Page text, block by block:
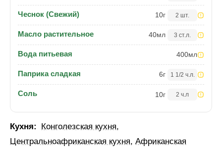
Чеснок (Свежий) 10г 2 шт.
Масло растительное 40мл 3 ст.л.
Вода питьевая 400мл
Паприка сладкая 6г 1 1/2 ч.л.
Соль 10г 2 ч.л
Кухня: Конголезская кухня,
Центральноафриканская кухня, Африканская